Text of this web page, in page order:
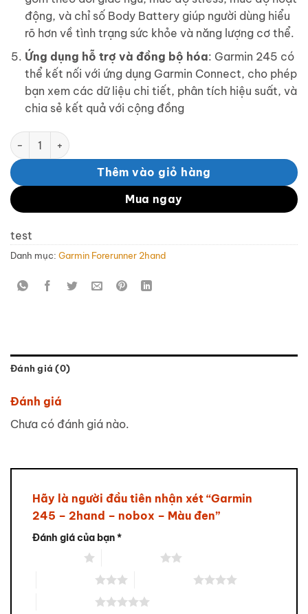
động, và chỉ số Body Battery giúp người dùng hiểu
rõ hơn về tình trạng sức khỏe và năng lượng cơ thể.
Ứng dụng hỗ trợ và đồng bộ hóa: Garmin 245 có
thể kết nối với ứng dụng Garmin Connect, cho phép
bạn xem các dữ liệu chi tiết, phân tích hiệu suất, và
chia sẻ kết quả với cộng đồng
Garmin 245 – 2hand – nobox – Màu đen số lượng
Thêm vào giỏ hàng
Mua ngay
test
Danh mục: Garmin Forerunner 2hand
Đánh giá (0)
Đánh giá
Chưa có đánh giá nào.
Hãy là người đầu tiên nhận xét “Garmin
245 – 2hand – nobox – Màu đen”
Đánh giá của bạn*